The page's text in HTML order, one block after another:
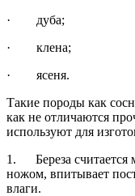
· дуба;
· клена;
· ясеня.
Такие породы как
как не отличаются
используют для
1. Береза считается
ножом, впитывает
влаги.